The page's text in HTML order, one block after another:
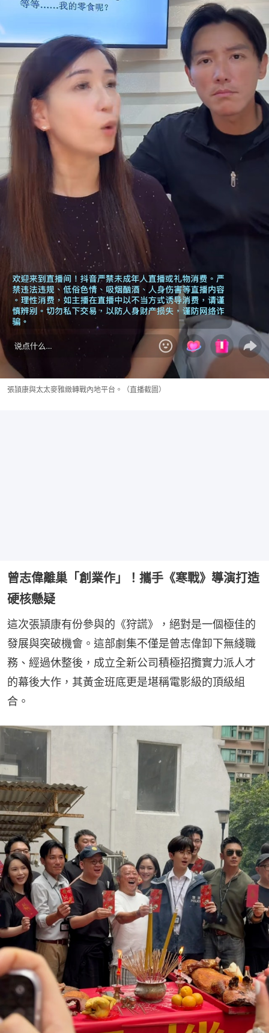
張頴康與太太麥雅緻轉戰內地平台。（直播截圖）
曾志偉離巢「創業作」！攜手《寒戰》導演打造
硬核懸疑
這次張頴康有份參與的《狩謊》，絕對是一個極佳的
發展與突破機會。這部劇集不僅是曾志偉卸下無綫職
務、經過休整後，成立全新公司積極招攬實力派人才
的幕後大作，其黃金班底更是堪稱電影級的頂級組
合。